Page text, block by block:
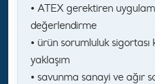
• ATEX gerektiren
değerlendirme
• ürün sorumluluk sigortası
yaklaşım
• savunma sanayi ve ağır